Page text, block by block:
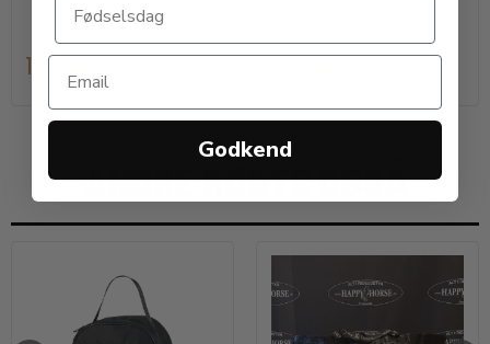
199,00 DKK 199,00 DKK
ANDRE KØBTE OGSÅ
Godkend